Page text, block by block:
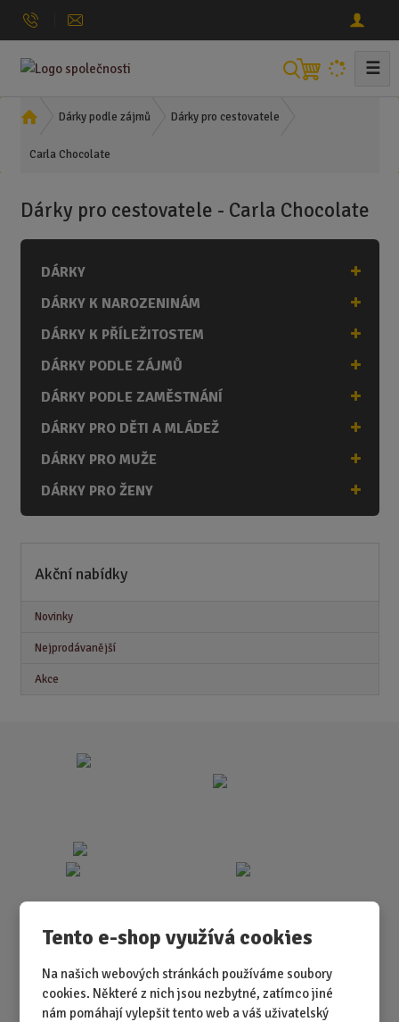
Tento e-shop využívá cookies
Na našich webových stránkách používáme soubory
cookies. Některé z nich jsou nezbytné, zatímco jiné
nám pomáhají vylepšit tento web a váš uživatelský
V
☰
Ú
o
í
n
a
Dárky podle zájmů Dárky pro cestovatele
Carla Chocolate
Dárky pro cestovatele - Carla Chocolate
DÁRKY
DÁRKY K NAROZENINÁM
DÁRKY K PŘÍLEŽITOSTEM
DÁRKY PODLE ZÁJMŮ
DÁRKY PODLE ZAMĚSTNÁNÍ
DÁRKY PRO DĚTI A MLÁDEŽ
DÁRKY PRO MUŽE
DÁRKY PRO ŽENY
Akční nabídky
Novinky
Nejprodávanější
Akce